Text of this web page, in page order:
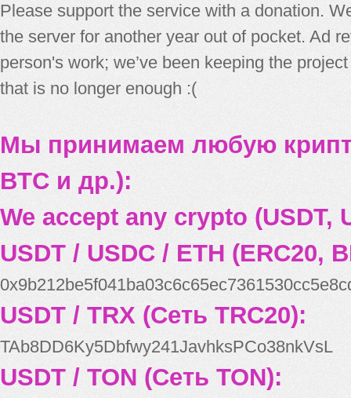
Please support the service with a donation.
the server for another year out of pocket. Ad
person's work; we’ve been keeping the
that is no longer enough :(
Мы принимаем любую
BTC и др.):
We accept any crypto (USDT,
USDT / USDC / ETH (ERC20,
USDT / TRX (Сеть TRC20):
TAb8DD6Ky5Dbfwy241JavhksPCo38nkVsL
USDT / TON (Сеть TON):